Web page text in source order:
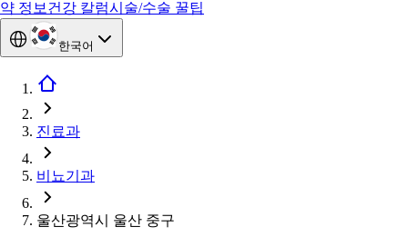
약 정보 건강 칼럼시술/수술 꿀팁
한국어
진료과
비뇨기과
울산광역시 울산 중구